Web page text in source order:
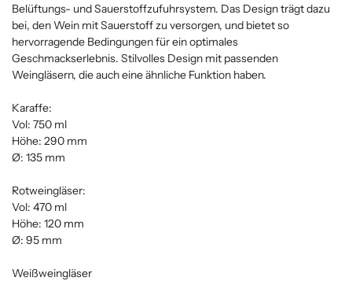
Belüftungs- und Sauerstoffzufuhrsystem. Das Design trägt dazu
bei, den Wein mit Sauerstoff zu versorgen, und bietet so
hervorragende Bedingungen für ein optimales
Geschmackserlebnis. Stilvolles Design mit passenden
Weingläsern, die auch eine ähnliche Funktion haben.
Karaffe:
Vol: 750 ml
Höhe: 290 mm
Ø: 135 mm
Rotweingläser:
Vol: 470 ml
Höhe: 120 mm
Ø: 95 mm
Weißweingläser